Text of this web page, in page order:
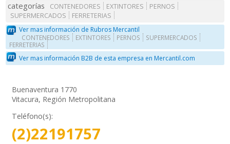
categorías CONTENEDORES EXTINTORES
PERNOS
SUPERMERCADOS
FERRETERIAS
Ver mas información de Rubros Mercantil
CONTENEDORES EXTINTORES PERNOS
SUPERMERCADOS
FERRETERIAS
Ver mas información B2B de esta empresa en Mercantil.com
Buenaventura 1770
Vitacura, Región Metropolitana
Teléfono(s):
(2)22191757